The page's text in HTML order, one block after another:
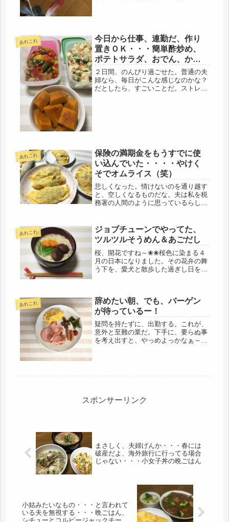
プ...
あれこれ
今日から仕事、連勤だ、作り
置きＯＫ・・・簡単酢炒め、
ポテトサラダ、おでん、かぼ
ちゃ・・。
２日間、のんびり過ごせた。普通の夫
婦なら、毎日がこんな感じなのかな？
だとしたら、すごいことだ。ストレス
あれこれ
保険の満期金をもうすでに使
い込んでいた・・・・やけく
そでオムライス（笑）
悲しくなった。情けないのを通り越す
と、空しくなるものだな。夫は私を税
務署の人間のように思っているらし
タの会社の存続がかかっているのだけ
ど！ほとほと呆れて、一気に気が抜...
あれこれ
ジョブチューンでやってた、
ツルツルそうめん＆あごだし
桜、開花ですね～❀❀桜色に染まる４
月の日本になりました。その花弁の舞
う下を、愛犬と散歩した過ぎし日を思
なり名前を叫んでみたり、そんな訳な
い...
あれこれ
辞めたい朝、でも、バーゲン
が待っているー！
疑問を持たずに、出勤する。これが、
意外と至難の業だ。下手に、要らぬ事
を考え出すと、やっめよっかなぁ～あ
スポンサーリンク
まさしく、夫婦げんか・・・春には
破産だよ、海外旅行に行ってる場合
じゃない・・・小女子丼の晩ごはん
小姑みたいなもの・・・と言われて
いる夫を無視する・・・晩ごはん、
シチューとコルビージャックチーズ